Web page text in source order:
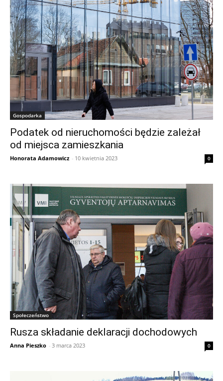
Gospodarka
Podatek od nieruchomości będzie zależał
od miejsca zamieszkania
Honorata Adamowicz - 10 kwietnia 2023 0
Społeczeństwo
Rusza składanie deklaracji dochodowych
Anna Pieszko - 3 marca 2023 0